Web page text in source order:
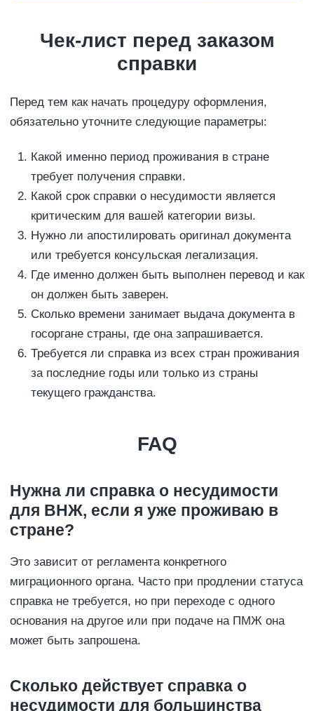
Чек-лист перед заказом
справки
Перед тем как начать процедуру оформления,
обязательно уточните следующие параметры:
Какой именно период проживания в стране
требует получения справки.
Какой срок справки о несудимости является
критическим для вашей категории визы.
Нужно ли апостилировать оригинал документа
или требуется консульская легализация.
Где именно должен быть выполнен перевод и как
он должен быть заверен.
Сколько времени занимает выдача документа в
госоргане страны, где она запрашивается.
Требуется ли справка из всех стран проживания
за последние годы или только из страны
текущего гражданства.
FAQ
Нужна ли справка о несудимости
для ВНЖ, если я уже проживаю в
стране?
Это зависит от регламента конкретного
миграционного органа. Часто при продлении статуса
справка не требуется, но при переходе с одного
основания на другое или при подаче на ПМЖ она
может быть запрошена.
Сколько действует справка о
несудимости для большинства